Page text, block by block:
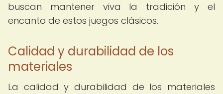
buscan mantener viva la tradición y el
encanto de estos juegos clásicos.
Calidad y durabilidad de los
materiales
La calidad y durabilidad de los materiales